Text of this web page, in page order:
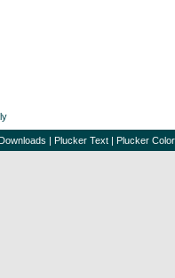
| Plucker Text | Plucker Color